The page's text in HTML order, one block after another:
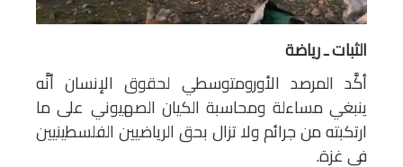
الثبات ـ رياضة
أكَّد المرصد الأورومتوسطي لحقوق الإنسان أنَّه
ينبغي مساءلة ومحاسبة الكيان الصهيوني على ما
ارتكبته من جرائم ولا تزال بحق الرياضيين الفلسطينيين
في غزة.